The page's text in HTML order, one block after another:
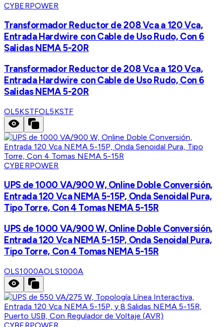
CYBERPOWER
Transformador Reductor de 208 Vca a 120 Vca,
Entrada Hardwire con Cable de Uso Rudo, Con 6
Salidas NEMA 5-20R
Transformador Reductor de 208 Vca a 120 Vca,
Entrada Hardwire con Cable de Uso Rudo, Con 6
Salidas NEMA 5-20R
OL5KSTFOL5KSTF
CYBERPOWER
UPS de 1000 VA/900 W, Online Doble Conversión,
Entrada 120 Vca NEMA 5-15P, Onda Senoidal Pura,
Tipo Torre, Con 4 Tomas NEMA 5-15R
UPS de 1000 VA/900 W, Online Doble Conversión,
Entrada 120 Vca NEMA 5-15P, Onda Senoidal Pura,
Tipo Torre, Con 4 Tomas NEMA 5-15R
OLS1000AOLS1000A